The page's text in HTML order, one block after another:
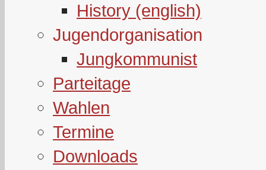
History (english)
Jugendorganisation
Jungkommunist
Parteitage
Wahlen
Termine
Downloads